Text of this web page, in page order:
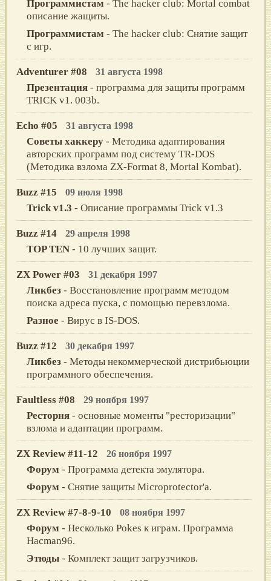
Программистам - The hacker club: Mortal combat
описание жащиты.
Программистам - The hacker club: Снятие защит
с игр.
Adventurer #08 31 августа 1998
Презентация - программа для защиты программ
TRICK v1. 003b.
Echo #05 31 августа 1998
Советы хаккеру - Методика адаптирования
авторских программ под систему TR-DOS
(Методика взлома ZX-Format 8, Mortal Kombat).
Buzz #15 09 июля 1998
Trick v1.3 - Описание программы Trick v1.3
Buzz #14 29 апреля 1998
TOP TEN - 10 лучших защит.
ZX Power #03 31 декабря 1997
Ликбез - Восстановление программ методом
поиска адреса пуска, с помощью перевзлома.
Разное - Вирус в IS-DOS.
Buzz #12 30 декабря 1997
Ликбез - Методы некоммерческой дистрибьюции
программного обеспечения.
Faultless #08 29 ноября 1997
Ресторня - основные моменты "ресторизации"
взлома и адаптации программ.
ZX Review #11-12 26 ноября 1997
Форум - Программа детекта эмулятора.
Форум - Снятие защиты Microprotector'а.
ZX Review #7-8-9-10 08 ноября 1997
Форум - Несколько Pokes к играм. Программа
Hacman96.
Этюды - Комплект защит загрузчиков.